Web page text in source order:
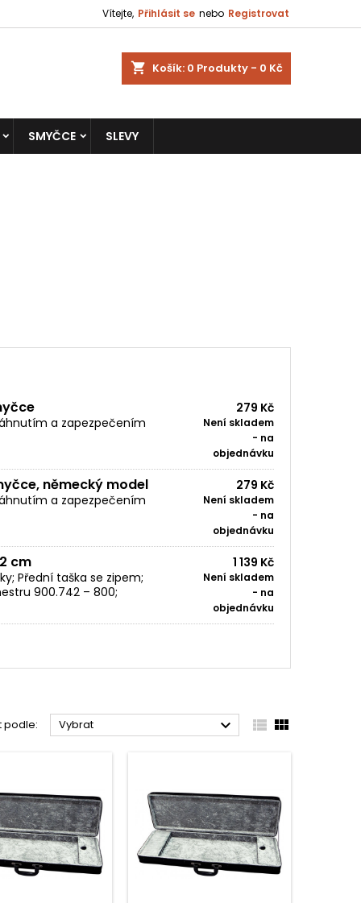
Vítejte, Přihlásit se nebo Registrovat
shopping_cart Košík: 0 Produkty - 0 Kč
SMYČCE SLEVY
a zapezpečením
279 Kč
Není skladem
- na
objednávku
německý model
a zapezpečením
279 Kč
Není skladem
- na
objednávku
cm
Přední taška se zipem;
900.742 – 800;
1 139 Kč
Není skladem
- na
objednávku
podle: Vybrat   